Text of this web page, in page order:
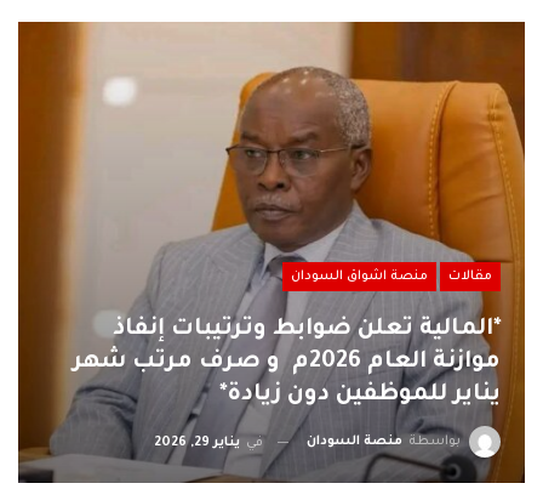
مقالات منصة اشواق السودان
*المالية تعلن ضوابط وترتيبات إنفاذ
موازنة العام 2026م و صرف مرتب شهر
يناير للموظفين دون زيادة*
بواسطة منصة السودان في يناير 29, 2026